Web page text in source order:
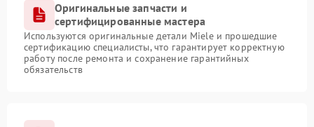
Оригинальные запчасти и
сертифицированные мастера
Используются оригинальные детали Miele и прошедшие
сертификацию специалисты, что гарантирует корректную
работу после ремонта и сохранение гарантийных
обязательств